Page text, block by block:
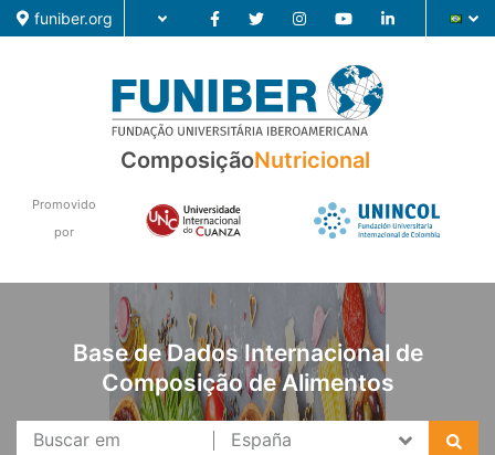
funiber.org
Formação
Pesquisa
Notícias
ComposiçãoNutricional
Promovido
por
Base de Dados Internacional de
Composição de Alimentos